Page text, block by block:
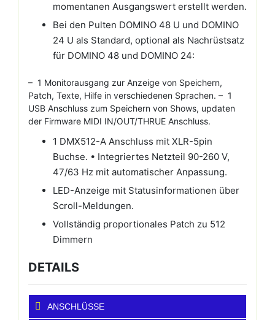
momentanen Ausgangswert erstellt werden.
Bei den Pulten DOMINO 48 U und DOMINO
24 U als Standard, optional als Nachrüstsatz
für DOMINO 48 und DOMINO 24:
– 1 Monitorausgang zur Anzeige von Speichern,
Patch, Texte, Hilfe in verschiedenen Sprachen. – 1
USB Anschluss zum Speichern von Shows, updaten
der Firmware MIDI IN/OUT/THRUE Anschluss.
1 DMX512-A Anschluss mit XLR-5pin
Buchse. • Integriertes Netzteil 90-260 V,
47/63 Hz mit automatischer Anpassung.
LED-Anzeige mit Statusinformationen über
Scroll-Meldungen.
Vollständig proportionales Patch zu 512
Dimmern
DETAILS
ANSCHLÜSSE